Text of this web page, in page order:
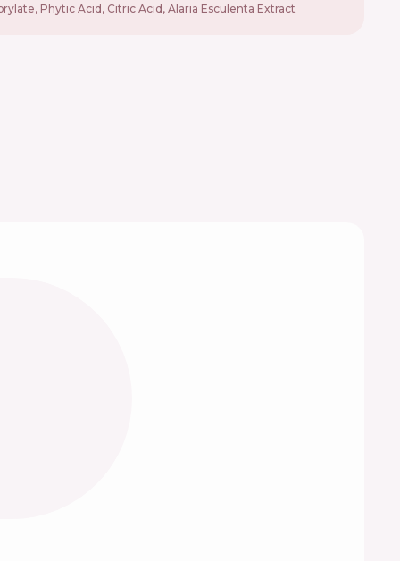
Phytic Acid, Citric Acid, Alaria Esculenta Extract